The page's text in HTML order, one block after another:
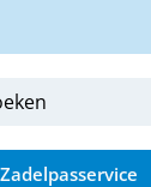
Zadelpasservice